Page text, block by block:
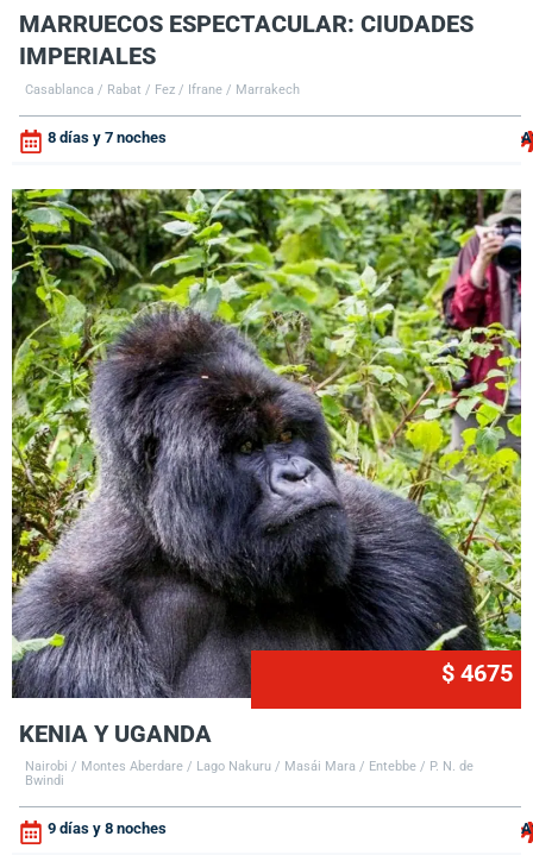
MARRUECOS ESPECTACULAR: CIUDADES
IMPERIALES
Casablanca / Rabat / Fez / Ifrane / Marrakech
8 días y 7 noches
$ 4675
KENIA Y UGANDA
Nairobi / Montes Aberdare / Lago Nakuru / Masái Mara / Entebbe / P. N. de
Bwindi
9 días y 8 noches